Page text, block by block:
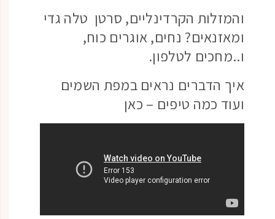
והמזלות הקרדינליים, סרטן טלה גדי
ומאזנאים? נחים, אוגרים כוח,
ו..מחכים לטלפון.
איך הדברים נראים במפת השמים
ועוד כמה טיפים – כאן